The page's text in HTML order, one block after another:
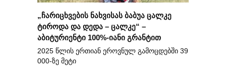
„ჩარიცხვების ნახვისას ბაბუა ცალკე
ტიროდა და დედა – ცალკე“ –
აბიტურიენტი 100%-იანი გრანტით
2025 წლის ერთიან ეროვნულ გამოცდებში 39
000-ზე მეტი